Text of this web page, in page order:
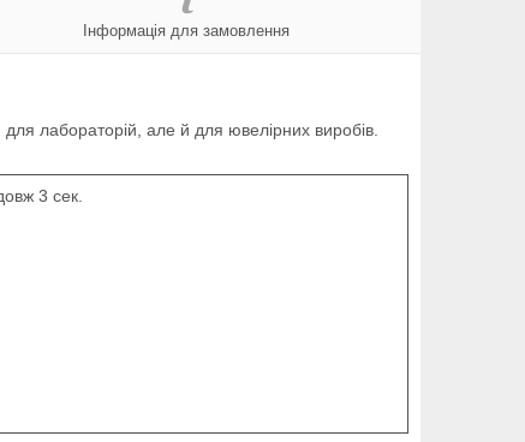
Інформація для замовлення
для лабораторій, але й для ювелірних виробів.
3 сек.